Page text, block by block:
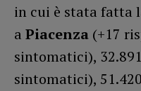
in cui è stata fatta
a Piacenza (+17
sintomatici),
sintomatici),